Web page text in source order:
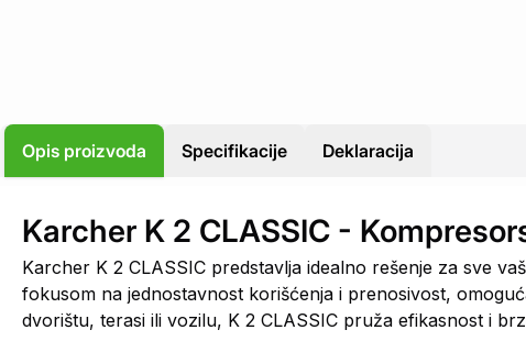
Opis proizvoda Specifikacije Deklaracija
Karcher K 2 CLASSIC -
Karcher K 2 CLASSIC predstavlja idealno rešenje za sve
fokusom na jednostavnost korišćenja i prenosivost,
dvorištu, terasi ili vozilu, K 2 CLASSIC pruža efikasnost i